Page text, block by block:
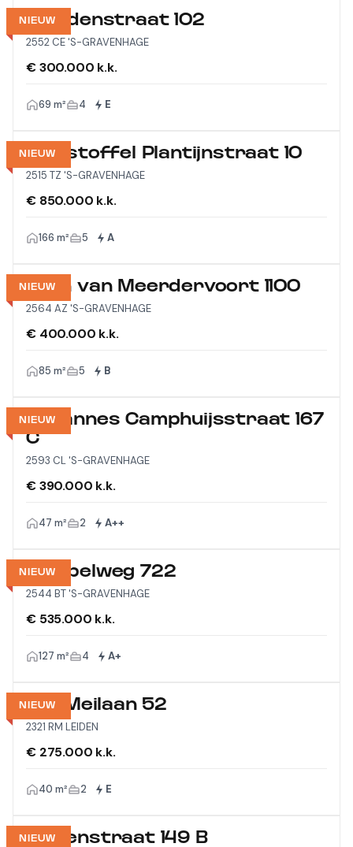
NIEUW
Viandenstraat 102
2552 CE 'S-GRAVENHAGE
€ 300.000 k.k.
69 m² 4 E
NIEUW
Christoffel Plantijnstraat 10
2515 TZ 'S-GRAVENHAGE
€ 850.000 k.k.
166 m² 5 A
NIEUW
Laan van Meerdervoort 1100
2564 AZ 'S-GRAVENHAGE
€ 400.000 k.k.
85 m² 5 B
NIEUW
Johannes Camphuijsstraat 167
C
2593 CL 'S-GRAVENHAGE
€ 390.000 k.k.
47 m² 2 A++
NIEUW
Meppelweg 722
2544 BT 'S-GRAVENHAGE
€ 535.000 k.k.
127 m² 4 A+
NIEUW
Vijf Meilaan 52
2321 RM LEIDEN
€ 275.000 k.k.
40 m² 2 E
NIEUW
Wagenstraat 149 B